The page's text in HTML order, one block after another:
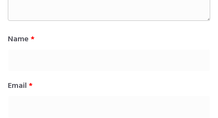
Name *
Email *